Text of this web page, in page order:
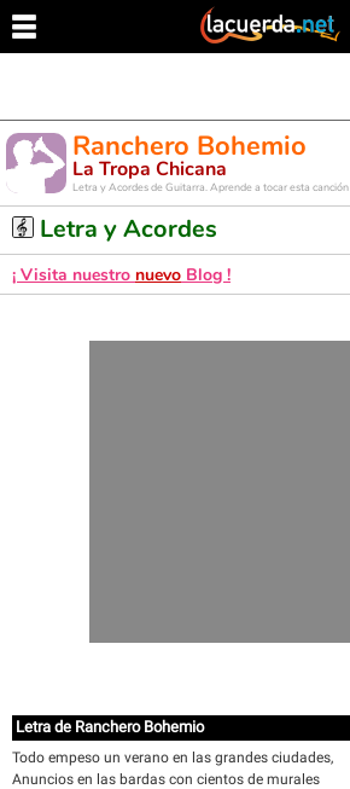
Ranchero Bohemio
La Tropa Chicana
Letra y Acordes de Guitarra. Aprende a tocar esta canción
Letra y Acordes
¡ Visita nuestro nuevo Blog !
Letra de Ranchero Bohemio
Todo empeso un verano en las grandes ciudades,
Anuncios en las bardas con cientos de murales